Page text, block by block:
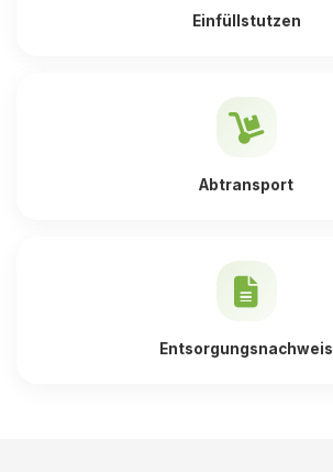
Einfüllstutzen
Abtransport
Entsorgungsnachweis